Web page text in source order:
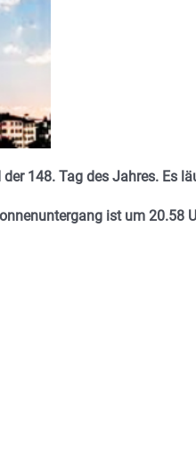
148. Tag des Jahres. Es
ist um 20.58